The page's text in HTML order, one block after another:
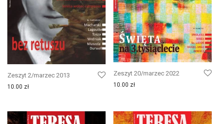
Zeszyt 2/marzec 2013
10.00 zł
Zeszyt 20/marzec 2022
10.00 zł